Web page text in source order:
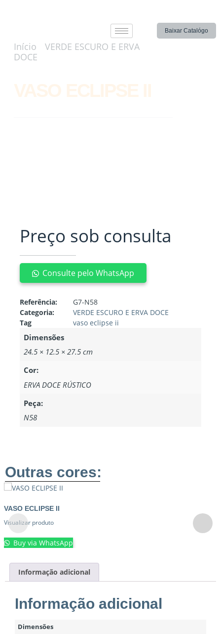
Baixar Catalógo
Início
VERDE ESCURO E ERVA
DOCE
Preço sob consulta
Consulte pelo WhatsApp
Referência:
G7-N58
Categoria:
VERDE ESCURO E ERVA DOCE
Tag
vaso eclipse ii
Dimensões
24.5 × 12.5 × 27.5 cm
Cor:
ERVA DOCE RÚSTICO
Peça:
N58
Outras cores:
VASO ECLIPSE II
Visualizar produto
Buy via WhatsApp
Informação adicional
Informação adicional
Dimensões